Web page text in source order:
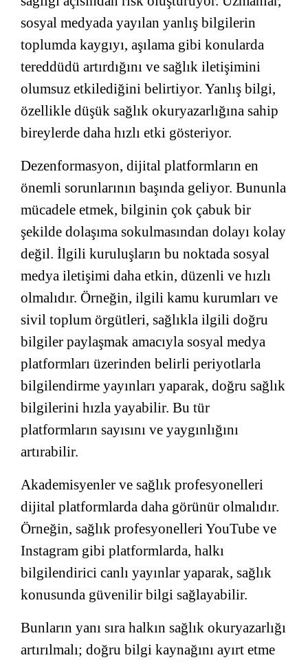
sosyal medyada yayılan yanlış bilgilerin
toplumda kaygıyı, aşılama gibi konularda
tereddüdü artırdığını ve sağlık iletişimini
olumsuz etkilediğini belirtiyor. Yanlış bilgi,
özellikle düşük sağlık okuryazarlığına sahip
bireylerde daha hızlı etki gösteriyor.
Dezenformasyon, dijital platformların en
önemli sorunlarının başında geliyor. Bununla
mücadele etmek, bilginin çok çabuk bir
şekilde dolaşıma sokulmasından dolayı kolay
değil. İlgili kuruluşların bu noktada sosyal
medya iletişimi daha etkin, düzenli ve hızlı
olmalıdır. Örneğin, ilgili kamu kurumları ve
sivil toplum örgütleri, sağlıkla ilgili doğru
bilgiler paylaşmak amacıyla sosyal medya
platformları üzerinden belirli periyotlarla
bilgilendirme yayınları yaparak, doğru sağlık
bilgilerini hızla yayabilir. Bu tür
platformların sayısını ve yaygınlığını
artırabilir.
Akademisyenler ve sağlık profesyonelleri
dijital platformlarda daha görünür olmalıdır.
Örneğin, sağlık profesyonelleri YouTube ve
Instagram gibi platformlarda, halkı
bilgilendirici canlı yayınlar yaparak, sağlık
konusunda güvenilir bilgi sağlayabilir.
Bunların yanı sıra halkın sağlık okuryazarlığı
artırılmalı; doğru bilgi kaynağını ayırt etme